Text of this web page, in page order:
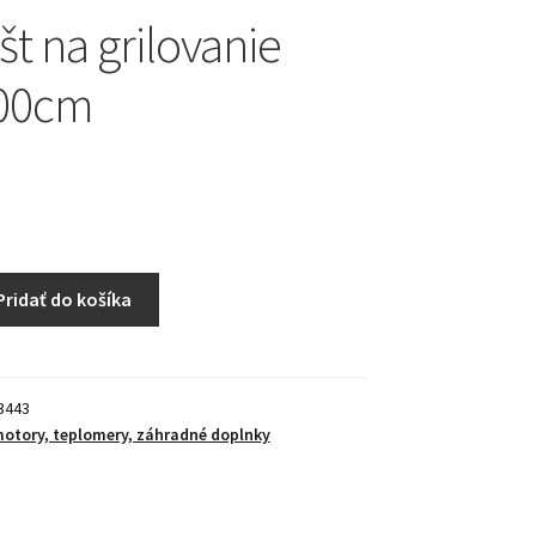
na grilovanie
do košíka
teplomery, záhradné doplnky